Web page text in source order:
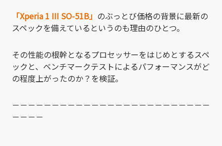
「Xperia 1 III SO-51B」 のぶっとび価格の背景に最新の
スペックを備えているというのも理由のひとつ。
その性能の根幹となるプロセッサーをはじめとするスペ
ックと、ベンチマークテストによるパフォーマンスがど
の程度上がったのか？を検証。
－－－－－－－－－－－－－－－－－－－－－－－－－
－－－－